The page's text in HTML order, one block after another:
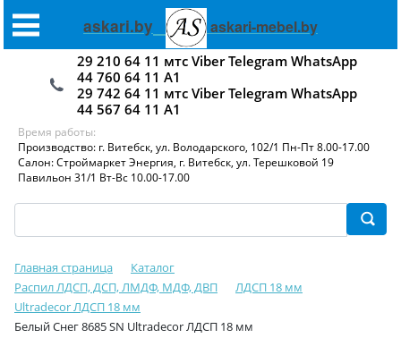
askari.by askari-mebel.by
29 210 64 11 мтс Viber Telegram WhatsApp
44 760 64 11 А1
29 742 64 11 мтс Viber Telegram WhatsApp
44 567 64 11 А1
Время работы:
Производство: г. Витебск, ул. Володарского, 102/1 Пн-Пт 8.00-17.00
Салон: Строймаркет Энергия, г. Витебск, ул. Терешковой 19
Павильон 31/1 Вт-Вс 10.00-17.00
Главная страница
Каталог
Распил ЛДСП, ДСП, ЛМДФ, МДФ, ДВП
ЛДСП 18 мм
Ultradecor ЛДСП 18 мм
Белый Снег 8685 SN Ultradecor ЛДСП 18 мм